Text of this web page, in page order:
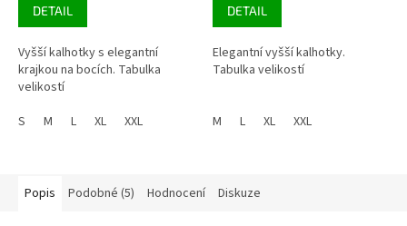
DETAIL
Vyšší kalhotky s elegantní
krajkou na bocích. Tabulka
velikostí
S
M L XL XXL
DETAIL
Elegantní vyšší kalhotky.
Tabulka velikostí
M L XL XXL
Popis Podobné (5) Hodnocení Diskuze